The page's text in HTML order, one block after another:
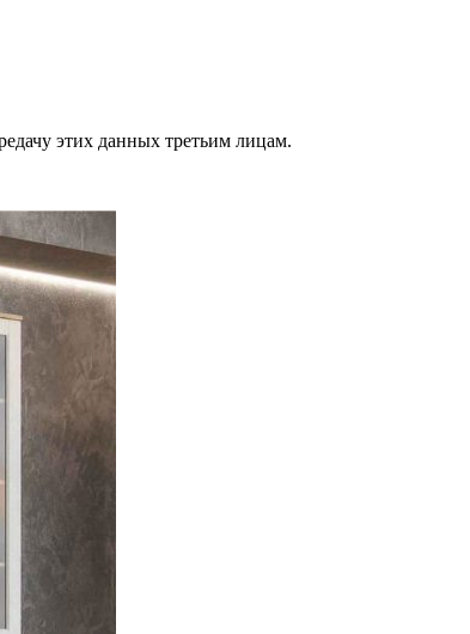
этих данных третьим лицам.